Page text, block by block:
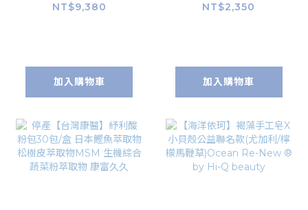
洋】褐抑定加強飲
久久
NT$9,380
加入購物車
洋】褐抑定加強飲
久久
NT$2,350
加入購物車